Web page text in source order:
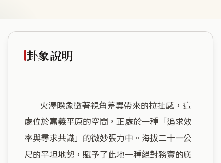
卦象說明
處位於嘉義平原的空間，正處於一種「追求效
率與尋求共識」的微妙張力中。海拔二十一公
尺的平坦地勢，賦予了此地一種絕對務實的底